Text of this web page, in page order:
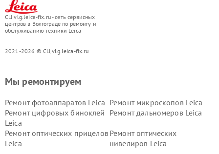
СЦ vlg.leica-fix.ru - сеть сервисных
центров в Волгограде по ремонту и
обслуживанию техники Leica
2021-2026 © СЦ vlg.leica-fix.ru
Мы ремонтируем
Ремонт фотоаппаратов Leica Ремонт микроскопов Leica
Ремонт цифровых биноклей
Leica
Ремонт дальномеров Leica
Ремонт оптических прицелов
Leica
Ремонт оптических
нивелиров Leica